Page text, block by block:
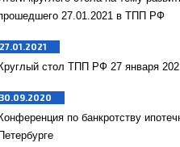
27.01.2021 в ТПП РФ
стол ТПП РФ 27 января
по банкротству